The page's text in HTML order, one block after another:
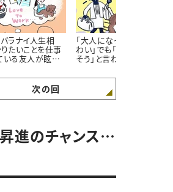
バラナイ人生相
りたいことを仕事
いる友人が眩し
す
「大人になっても母がこ
わい」でも「一緒に暮ら
そう」と言われて……＃
次の回
昇進のチャンス…